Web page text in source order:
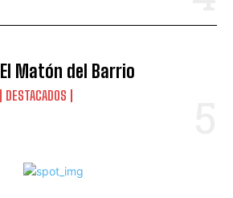
El Matón del Barrio
DESTACADOS